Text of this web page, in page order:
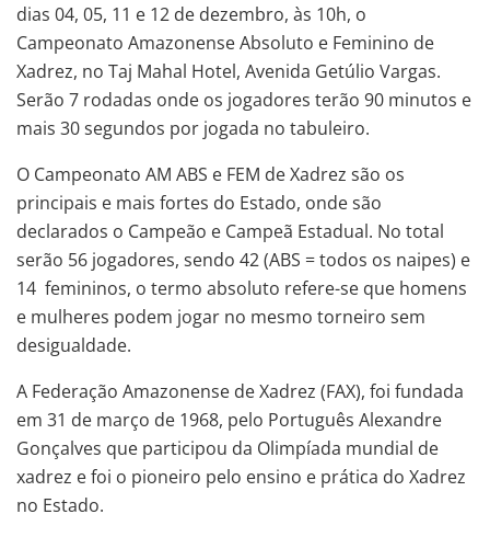
dias 04, 05, 11 e 12 de dezembro, às 10h, o
Campeonato Amazonense Absoluto e Feminino de
Xadrez, no Taj Mahal Hotel, Avenida Getúlio Vargas.
Serão 7 rodadas onde os jogadores terão 90 minutos e
mais 30 segundos por jogada no tabuleiro.
O Campeonato AM ABS e FEM de Xadrez são os
principais e mais fortes do Estado, onde são
declarados o Campeão e Campeã Estadual. No total
serão 56 jogadores, sendo 42 (ABS = todos os naipes) e
14 femininos, o termo absoluto refere-se que homens
e mulheres podem jogar no mesmo torneiro sem
desigualdade.
A Federação Amazonense de Xadrez (FAX), foi fundada
em 31 de março de 1968, pelo Português Alexandre
Gonçalves que participou da Olimpíada mundial de
xadrez e foi o pioneiro pelo ensino e prática do Xadrez
no Estado.